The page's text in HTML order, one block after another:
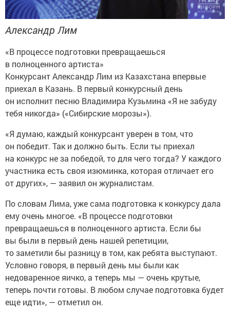
Александр Лим
«В процессе подготовки превращаешься
в полноценного артиста»
Конкурсант Александр Лим из Казахстана впервые
приехал в Казань. В первый конкурсный день
он исполнит песню Владимира Кузьмина «Я не забуду
тебя никогда» («Сибирские морозы»).
«Я думаю, каждый конкурсант уверен в том, что
он победит. Так и должно быть. Если ты приехал
на конкурс не за победой, то для чего тогда? У каждого
участника есть своя изюминка, которая отличает его
от других», — заявил он журналистам.
По словам Лима, уже сама подготовка к конкурсу дала
ему очень многое. «В процессе подготовки
превращаешься в полноценного артиста. Если бы
вы были в первый день нашей репетиции,
то заметили бы разницу в том, как ребята выступают.
Условно говоря, в первый день мы были как
недоваренное яичко, а теперь мы — очень крутые,
теперь почти готовы. В любом случае подготовка будет
еще идти», — отметил он.